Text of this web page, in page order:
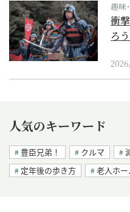
趣味
衝
ろ
人気のキーワード
豊臣兄弟！ クルマ
定年後の歩き方
老人ホー